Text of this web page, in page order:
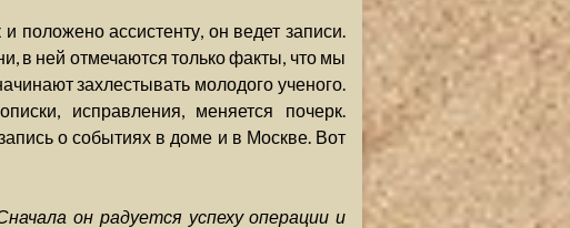
положено ассистенту, он ведет записи.
в ней отмечаются только факты, что мы
захлестывать молодого ученого.
исправления, меняется почерк.
о событиях в доме и в Москве. Вот
он радуется успеху операции и